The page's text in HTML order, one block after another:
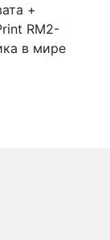
+
RM2-
в мире